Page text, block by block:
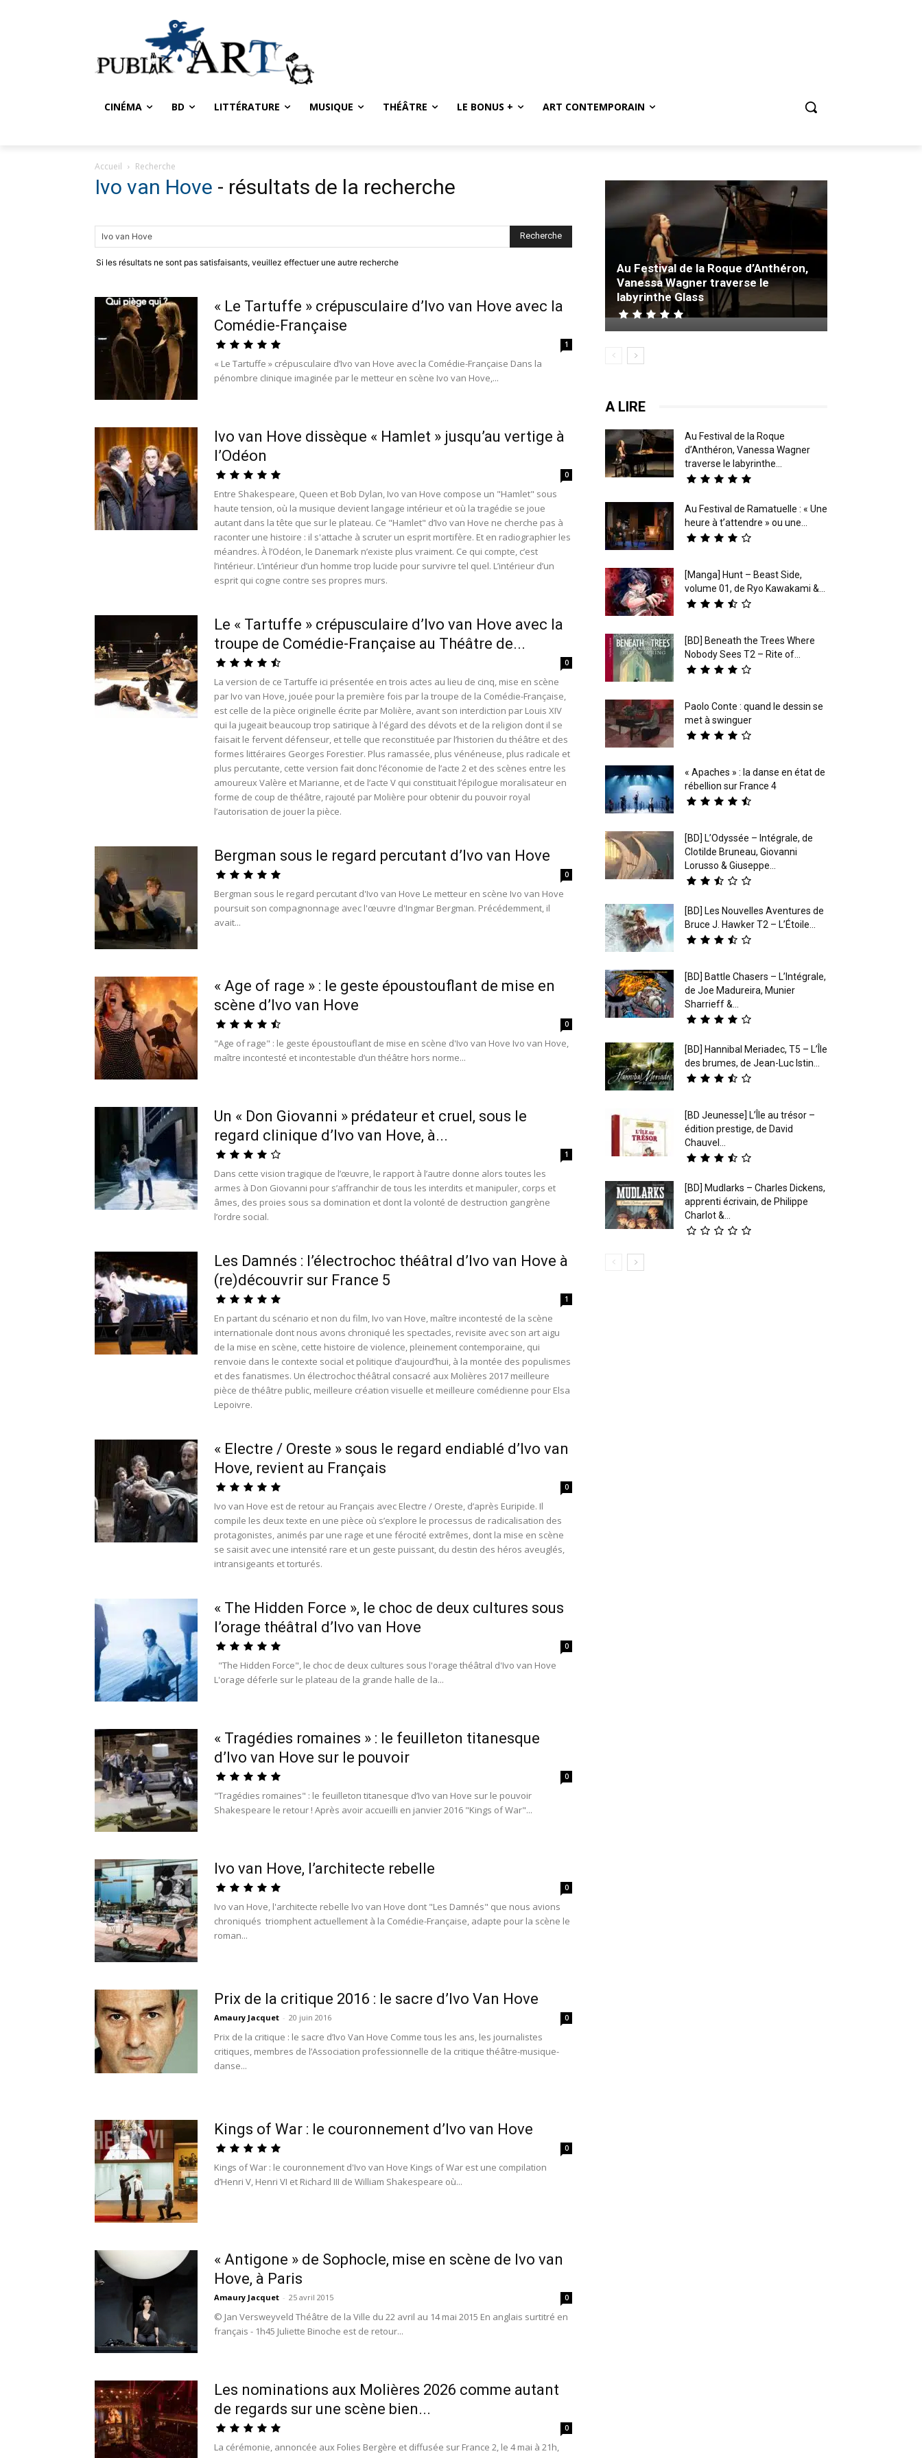
CINÉMA BD LITTÉRATURE MUSIQUE THÉÂTRE LE BONUS + ART CONTEMPORAIN
Accueil Recherche
Ivo van Hove - résultats de la recherche
Si les résultats ne sont pas satisfaisants, veuillez effectuer une autre recherche
« Le Tartuffe » crépusculaire d’Ivo van Hove avec la
Comédie-Française
1
« Le Tartuffe » crépusculaire d’Ivo van Hove avec la Comédie-Française Dans la
pénombre clinique imaginée par le metteur en scène Ivo van Hove,...
Ivo van Hove dissèque « Hamlet » jusqu’au vertige à
l’Odéon
0
Entre Shakespeare, Queen et Bob Dylan, Ivo van Hove compose un "Hamlet" sous
haute tension, où la musique devient langage intérieur et où la tragédie se joue
autant dans la tête que sur le plateau. Ce "Hamlet" d’Ivo van Hove ne cherche pas à
raconter une histoire : il s'attache à scruter un esprit mortifère. Et en radiographier les
méandres. À l’Odéon, le Danemark n’existe plus vraiment. Ce qui compte, c’est
l’intérieur. L’intérieur d’un homme trop lucide pour survivre tel quel. L’intérieur d’un
esprit qui cogne contre ses propres murs.
Le « Tartuffe » crépusculaire d’Ivo van Hove avec la
troupe de Comédie-Française au Théâtre de...
0
La version de ce Tartuffe ici présentée en trois actes au lieu de cinq, mise en scène
par Ivo van Hove, jouée pour la première fois par la troupe de la Comédie-Française,
est celle de la pièce originelle écrite par Molière, avant son interdiction par Louis XIV
qui la jugeait beaucoup trop satirique à l'égard des dévots et de la religion dont il se
faisait le fervent défenseur, et telle que reconstituée par l’historien du théâtre et des
formes littéraires Georges Forestier. Plus ramassée, plus vénéneuse, plus radicale et
plus percutante, cette version fait donc l’économie de l’acte 2 et des scènes entre les
amoureux Valère et Marianne, et de l’acte V qui constituait l’épilogue moralisateur en
forme de coup de théâtre, rajouté par Molière pour obtenir du pouvoir royal
l’autorisation de jouer la pièce.
Bergman sous le regard percutant d’Ivo van Hove
0
Bergman sous le regard percutant d'Ivo van Hove Le metteur en scène Ivo van Hove
poursuit son compagnonnage avec l'œuvre d'Ingmar Bergman. Précédemment, il
avait...
« Age of rage » : le geste époustouflant de mise en
scène d’Ivo van Hove
0
"Age of rage" : le geste époustouflant de mise en scène d'Ivo van Hove Ivo van Hove,
maître incontesté et incontestable d’un théâtre hors norme...
Un « Don Giovanni » prédateur et cruel, sous le
regard clinique d’Ivo van Hove, à...
1
Dans cette vision tragique de l’œuvre, le rapport à l’autre donne alors toutes les
armes à Don Giovanni pour s’affranchir de tous les interdits et manipuler, corps et
âmes, des proies sous sa domination et dont la volonté de destruction gangrène
l’ordre social.
Les Damnés : l’électrochoc théâtral d’Ivo van Hove à
(re)découvrir sur France 5
1
En partant du scénario et non du film, Ivo van Hove, maître incontesté de la scène
internationale dont nous avons chroniqué les spectacles, revisite avec son art aigu
de la mise en scène, cette histoire de violence, pleinement contemporaine, qui
renvoie dans le contexte social et politique d’aujourd’hui, à la montée des populismes
et des fanatismes. Un électrochoc théâtral consacré aux Molières 2017 meilleure
pièce de théâtre public, meilleure création visuelle et meilleure comédienne pour Elsa
Lepoivre.
« Electre / Oreste » sous le regard endiablé d’Ivo van
Hove, revient au Français
0
Ivo van Hove est de retour au Français avec Electre / Oreste, d’après Euripide. Il
compile les deux texte en une pièce où s’explore le processus de radicalisation des
protagonistes, animés par une rage et une férocité extrêmes, dont la mise en scène
se saisit avec une intensité rare et un geste puissant, du destin des héros aveuglés,
intransigeants et torturés.
« The Hidden Force », le choc de deux cultures sous
l’orage théâtral d’Ivo van Hove
0
"The Hidden Force", le choc de deux cultures sous l'orage théâtral d'Ivo van Hove
L'orage déferle sur le plateau de la grande halle de la...
« Tragédies romaines » : le feuilleton titanesque
d’Ivo van Hove sur le pouvoir
0
"Tragédies romaines" : le feuilleton titanesque d’Ivo van Hove sur le pouvoir
Shakespeare le retour ! Après avoir accueilli en janvier 2016 "Kings of War"...
Ivo van Hove, l’architecte rebelle
0
Ivo van Hove, l'architecte rebelle lvo van Hove dont "Les Damnés" que nous avions
chroniqués triomphent actuellement à la Comédie-Française, adapte pour la scène le
roman...
Prix de la critique 2016 : le sacre d’Ivo Van Hove
Amaury Jacquet - 20 juin 2016 0
Prix de la critique : le sacre d’Ivo Van Hove Comme tous les ans, les journalistes
critiques, membres de l’Association professionnelle de la critique théâtre-musique-
danse...
Kings of War : le couronnement d’Ivo van Hove
0
Kings of War : le couronnement d'Ivo van Hove Kings of War est une compilation
d’Henri V, Henri VI et Richard III de William Shakespeare où...
« Antigone » de Sophocle, mise en scène de Ivo van
Hove, à Paris
Amaury Jacquet - 25 avril 2015 0
© Jan Versweyveld Théâtre de la Ville du 22 avril au 14 mai 2015 En anglais surtitré en
français - 1h45 Juliette Binoche est de retour...
Les nominations aux Molières 2026 comme autant
de regards sur une scène bien...
0
La cérémonie, annoncée aux Folies Bergère et diffusée sur France 2, le 4 mai à 21h,
Au Festival de la Roque d’Anthéron,
Vanessa Wagner traverse le
labyrinthe Glass
A LIRE
Au Festival de la Roque
d’Anthéron, Vanessa Wagner
traverse le labyrinthe...
Au Festival de Ramatuelle : « Une
heure à t’attendre » ou une...
[Manga] Hunt – Beast Side,
volume 01, de Ryo Kawakami &...
[BD] Beneath the Trees Where
Nobody Sees T2 – Rite of...
Paolo Conte : quand le dessin se
met à swinguer
« Apaches » : la danse en état de
rébellion sur France 4
[BD] L’Odyssée – Intégrale, de
Clotilde Bruneau, Giovanni
Lorusso & Giuseppe...
[BD] Les Nouvelles Aventures de
Bruce J. Hawker T2 – L’Étoile...
[BD] Battle Chasers – L’Intégrale,
de Joe Madureira, Munier
Sharrieff &...
[BD] Hannibal Meriadec, T5 – L’Île
des brumes, de Jean-Luc Istin...
[BD Jeunesse] L’Île au trésor –
édition prestige, de David
Chauvel...
[BD] Mudlarks – Charles Dickens,
apprenti écrivain, de Philippe
Charlot &...